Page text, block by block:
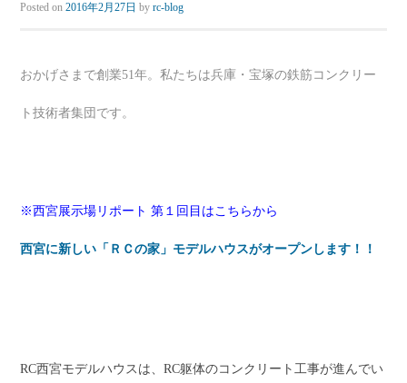
Posted on2016年2月27日 byrc-blog
おかげさまで創業51年。私たちは兵庫・宝塚の鉄筋コンクリー
ト技術者集団です。
※西宮展示場リポート 第１回目はこちらから
西宮に新しい「ＲＣの家」モデルハウスがオープンします！！
RC西宮モデルハウスは、RC躯体のコンクリート工事が進んでい